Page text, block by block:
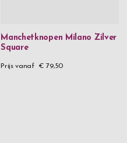
Manchetknopen Milano Zilver
Square
Prijs vanaf € 79,50